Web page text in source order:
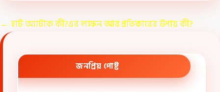
← হার্ট অ্যাটাক কী?এর লক্ষন আর প্রতিকারের উপায় কী?
জনপ্রিয় পোষ্ট